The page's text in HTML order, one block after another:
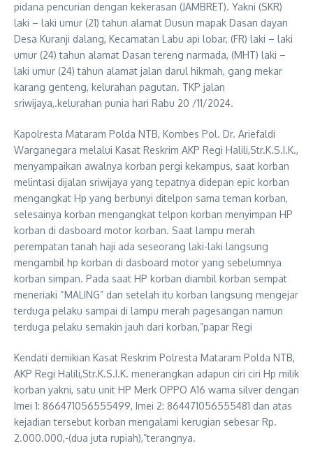
pidana pencurian dengan kekerasan (JAMBRET). Yakni (SKR)
laki – laki umur (21) tahun alamat Dusun mapak Dasan dayan
Desa Kuranji dalang, Kecamatan Labu api lobar, (FR) laki – laki
umur (24) tahun alamat Dasan tereng narmada, (MHT) laki –
laki umur (24) tahun alamat jalan darul hikmah, gang mekar
karang genteng, kelurahan pagutan. TKP jalan
sriwijaya,.kelurahan punia hari Rabu 20 /11/2024.
Kapolresta Mataram Polda NTB, Kombes Pol. Dr. Ariefaldi
Warganegara melalui Kasat Reskrim AKP Regi Halili,Str.K.S.I.K.,
menyampaikan awalnya korban pergi kekampus, saat korban
melintasi dijalan sriwijaya yang tepatnya didepan epic korban
mengangkat Hp yang berbunyi ditelpon sama teman korban,
selesainya korban mengangkat telpon korban menyimpan HP
korban di dasboard motor korban. Saat lampu merah
perempatan tanah haji ada seseorang laki-laki langsung
mengambil hp korban di dasboard motor yang sebelumnya
korban simpan. Pada saat HP korban diambil korban sempat
meneriaki “MALING” dan setelah itu korban langsung mengejar
terduga pelaku sampai di lampu merah pagesangan namun
terduga pelaku semakin jauh dari korban,”papar Regi
Kendati demikian Kasat Reskrim Polresta Mataram Polda NTB,
AKP Regi Halili,Str.K.S.I.K. menerangkan adapun ciri ciri Hp milik
korban yakni, satu unit HP Merk OPPO A16 wama silver dengan
Imei 1: 866471056555499, Imei 2: 864471056555481 dan atas
kejadian tersebut korban mengalami kerugian sebesar Rp.
2.000.000,-(dua juta rupiah),”terangnya.